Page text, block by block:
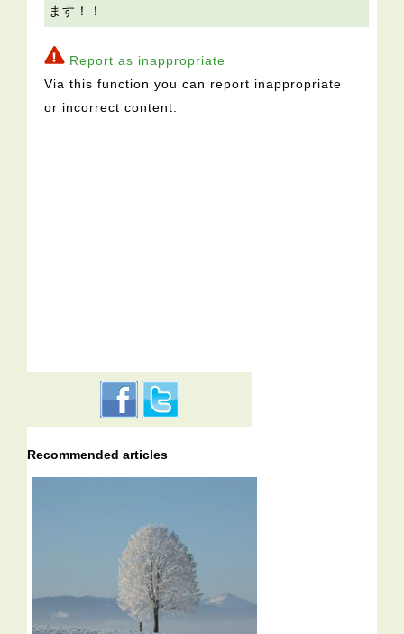
ます！！
Report as inappropriate
Via this function you can report inappropriate
or incorrect content.
Recommended articles